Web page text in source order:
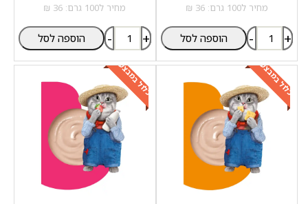
מחיר ל100 גרם: 36 ₪
- + הוספה לסל
מחיר ל100 גרם: 36 ₪
- + הוספה לסל
כלול במבצע כלול במבצע